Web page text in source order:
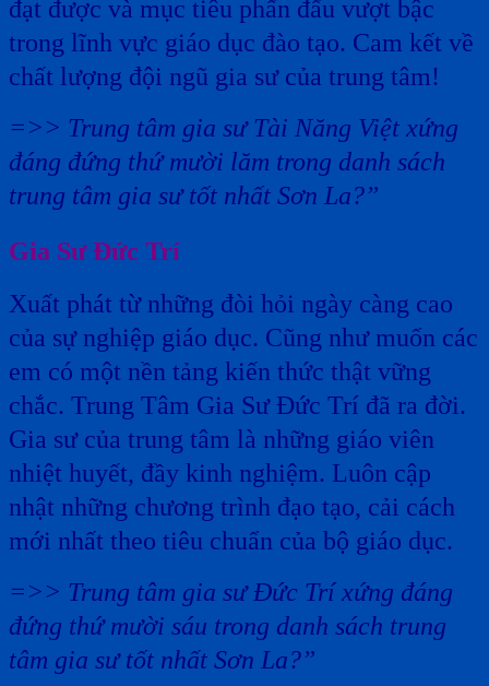
đạt được và mục tiêu phấn đấu vượt bậc
trong lĩnh vực giáo dục đào tạo. Cam kết về
chất lượng đội ngũ gia sư của trung tâm!
=>> Trung tâm gia sư Tài Năng Việt xứng
đáng đứng thứ mười lăm trong danh sách
trung tâm gia sư tốt nhất Sơn La?”
Gia Sư Đức Trí
Xuất phát từ những đòi hỏi ngày càng cao
của sự nghiệp giáo dục. Cũng như muốn các
em có một nền tảng kiến thức thật vững
chắc. Trung Tâm Gia Sư Đức Trí đã ra đời.
Gia sư của trung tâm là những giáo viên
nhiệt huyết, đầy kinh nghiệm. Luôn cập
nhật những chương trình đạo tạo, cải cách
mới nhất theo tiêu chuẩn của bộ giáo dục.
=>> Trung tâm gia sư Đức Trí xứng đáng
đứng thứ mười sáu trong danh sách trung
tâm gia sư tốt nhất Sơn La?”